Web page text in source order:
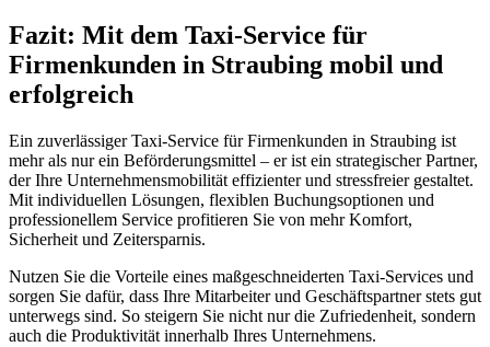
Fazit: Mit dem Taxi-Service für
Firmenkunden in Straubing mobil und
erfolgreich
Ein zuverlässiger Taxi-Service für Firmenkunden in Straubing ist
mehr als nur ein Beförderungsmittel – er ist ein strategischer Partner,
der Ihre Unternehmensmobilität effizienter und stressfreier gestaltet.
Mit individuellen Lösungen, flexiblen Buchungsoptionen und
professionellem Service profitieren Sie von mehr Komfort,
Sicherheit und Zeitersparnis.
Nutzen Sie die Vorteile eines maßgeschneiderten Taxi-Services und
sorgen Sie dafür, dass Ihre Mitarbeiter und Geschäftspartner stets gut
unterwegs sind. So steigern Sie nicht nur die Zufriedenheit, sondern
auch die Produktivität innerhalb Ihres Unternehmens.